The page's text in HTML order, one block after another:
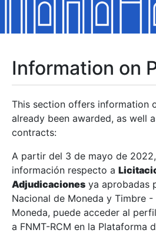
Show/Hide
Show/Hide
Show/Hide
Show/Hide
Information on
This section offers information
already been awarded, as well
contracts:
A partir del 3 de mayo de
información respecto a
Adjudicaciones ya aprobadas
Nacional de Moneda y Timbre -
Moneda, puede acceder al
a FNMT-RCM en la Plataforma